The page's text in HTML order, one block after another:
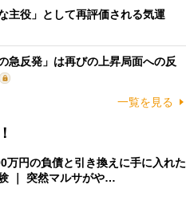
主役」として再評価される気運
急反発」は再びの上昇局面への反
一覧を見る
万円の負債と引き換えに手に入れた
｜ 突然マルサがや…